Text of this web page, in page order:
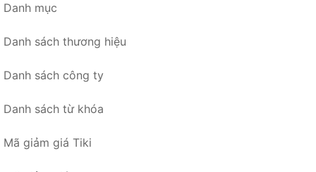
Danh mục
Danh sách thương hiệu
Danh sách công ty
Danh sách từ khóa
Mã giảm giá Tiki